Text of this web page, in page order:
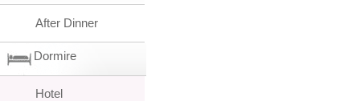
After Dinner
Dormire
Hotel